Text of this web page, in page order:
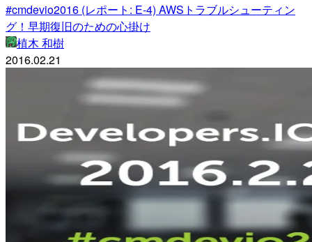
#cmdevio2016 (レポート: E-4) AWSトラブルシューティン
グ！早期復旧のための心掛け
植木 和樹
2016.02.21